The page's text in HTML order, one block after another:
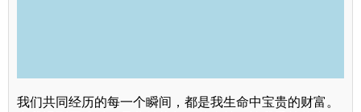
我们共同经历的每一个瞬间，都是我生命中宝贵的财富。